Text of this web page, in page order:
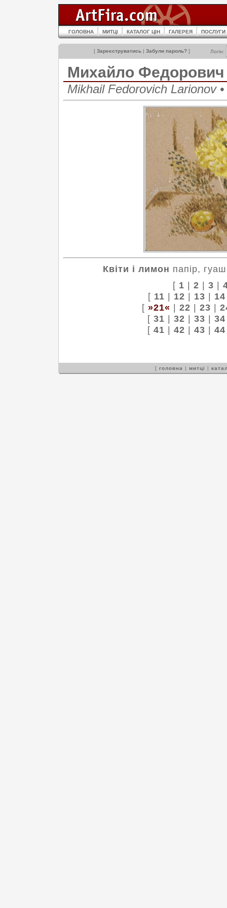
ГОЛОВНА МИТЦІ КАТАЛОГ ЦІН ГАЛЕРЕЯ ПОСЛУГИ
[ Зареєструватись | Забули пароль? ] Логін:
Михайло
Mikhail Fedorovich Larionov
Квіти і лимон папір,
[ 1 | 2 | 3 |
[ 11 | 12 | 13 | 14
[ »21« | 22 | 23 |
[ 31 | 32 | 33 | 34
[ 41 | 42 | 43 | 44
[ головна | митці |